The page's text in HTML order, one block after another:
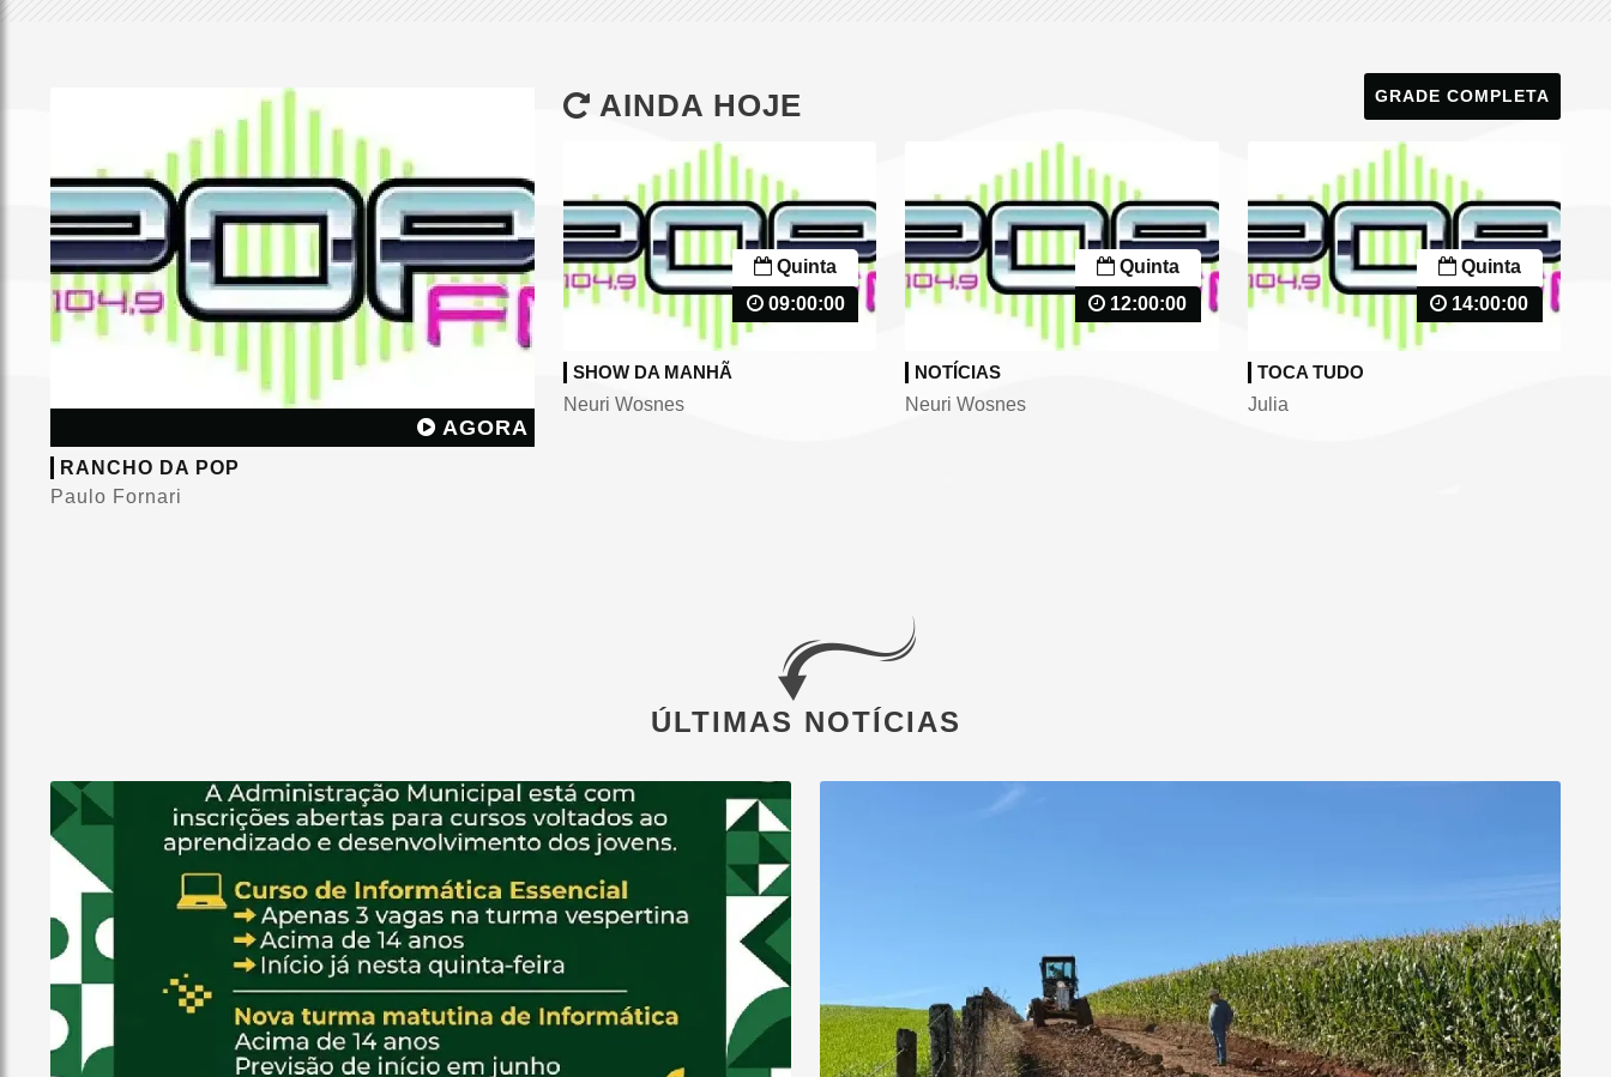
AGORA
RANCHO DA POP
Paulo Fornari
AINDA HOJE GRADE COMPLETA
Quinta
09:00:00
SHOW DA MANHÃ
Neuri Wosnes
Quinta
12:00:00
NOTÍCIAS
Neuri Wosnes
Quinta
14:00:00
TOCA TUDO
Julia
ÚLTIMAS NOTÍCIAS